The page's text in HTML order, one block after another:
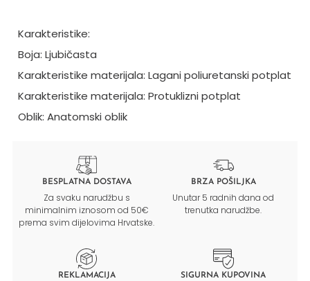
Karakteristike:
Boja: Ljubičasta
Karakteristike materijala: Lagani poliuretanski potplat
Karakteristike materijala: Protuklizni potplat
Oblik: Anatomski oblik
BESPLATNA DOSTAVA
Za svaku narudžbu s
minimalnim iznosom od 50€
prema svim dijelovima Hrvatske.
BRZA POŠILJKA
Unutar 5 radnih dana od
trenutka narudžbe.
REKLAMACIJA SIGURNA KUPOVINA